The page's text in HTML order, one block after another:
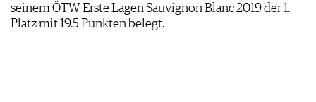
seinem ÖTW Erste Lagen Sauvignon Blanc 2019 der 1.
Platz mit 19.5 Punkten belegt.